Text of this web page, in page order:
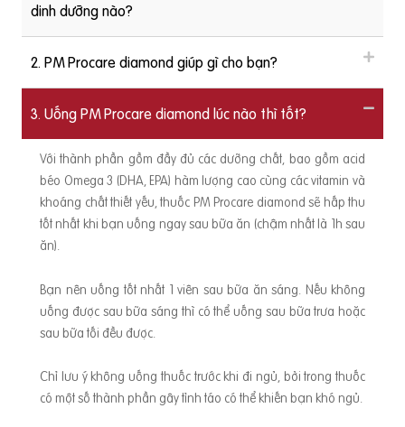
dinh dưỡng nào?
2. PM Procare diamond giúp gì cho bạn?
3. Uống PM Procare diamond lúc nào thì tốt?
Với thành phần gồm đầy đủ các dưỡng chất, bao gồm acid
béo Omega 3 (DHA, EPA) hàm lượng cao cùng các vitamin và
khoáng chất thiết yếu, thuốc PM Procare diamond sẽ hấp thu
tốt nhất khi bạn uống ngay sau bữa ăn (chậm nhất là 1h sau
ăn).
Bạn nên uống tốt nhất 1 viên sau bữa ăn sáng. Nếu không
uống được sau bữa sáng thì có thể uống sau bữa trưa hoặc
sau bữa tối đều được.
Chỉ lưu ý không uống thuốc trước khi đi ngủ, bởi trong thuốc
có một số thành phần gây tỉnh táo có thể khiến bạn khó ngủ.